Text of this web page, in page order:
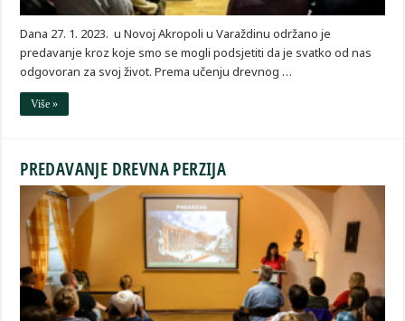
Dana 27. 1. 2023. u Novoj Akropoli u Varaždinu održano je
predavanje kroz koje smo se mogli podsjetiti da je svatko od nas
odgovoran za svoj život. Prema učenju drevnog …
Više »
PREDAVANJE DREVNA PERZIJA